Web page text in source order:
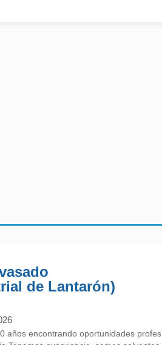
de Lantarón)
años encontrando oportunidades